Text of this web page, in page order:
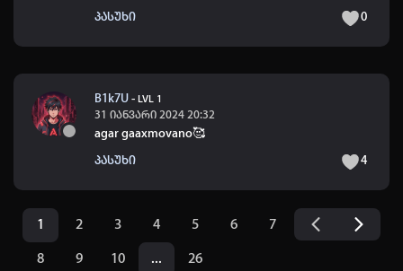
პასუხი 0
B1k7U - LVL 1
31 იანვარი 2024 20:32
agar gaaxmovano🥰
პასუხი 4
1 2 3 4 5 6 7
8 9 10 ... 26